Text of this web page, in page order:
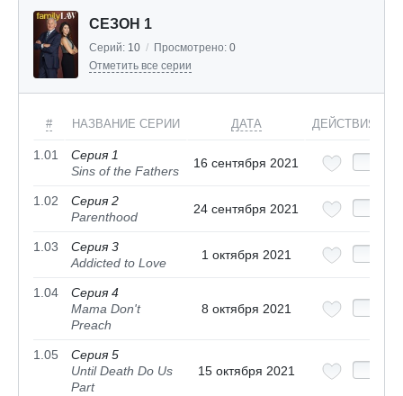
СЕЗОН 1
Серий: 10 / Просмотрено: 0
Отметить все серии
# НАЗВАНИЕ СЕРИИ ДАТА ДЕЙСТВИЯ
1.01
Серия 1
Sins of the Fathers
16 сентября 2021
1.02
Серия 2
Parenthood
24 сентября 2021
1.03
Серия 3
Addicted to Love
1 октября 2021
1.04
Серия 4
Mama Don't
Preach
8 октября 2021
1.05
Серия 5
Until Death Do Us
Part
15 октября 2021